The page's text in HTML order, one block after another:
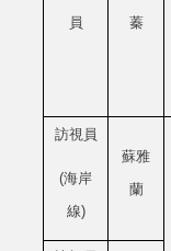
員
蓁
訪視員
(海岸
線)
蘇雅
蘭